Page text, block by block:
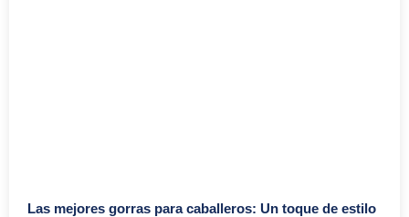
Las mejores gorras para caballeros: Un toque de estilo